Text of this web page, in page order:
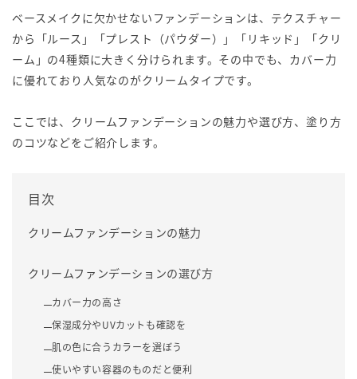
ベースメイクに欠かせないファンデーションは、テクスチャー
から「ルース」「プレスト（パウダー）」「リキッド」「クリ
ーム」の4種類に大きく分けられます。その中でも、カバー力
に優れており人気なのがクリームタイプです。
ここでは、クリームファンデーションの魅力や選び方、塗り方
のコツなどをご紹介します。
目次
クリームファンデーションの魅力
クリームファンデーションの選び方
カバー力の高さ
保湿成分やUVカットも確認を
肌の色に合うカラーを選ぼう
使いやすい容器のものだと便利